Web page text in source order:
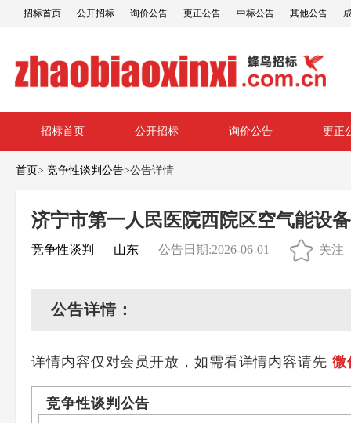
招标首页 公开招标 询价公告 更正公告 中标公告 其他公告
招标首页 公开招标 询价公告 更正
首页> 竞争性谈判公告>公告详情
济宁市第一人民医院西院区空气能设
竞争性谈判 山东 公告日期:2026-06-01 关注
公告详情：
详情内容仅对会员开放，如需看详情内容请先 微
竞争性谈判公告